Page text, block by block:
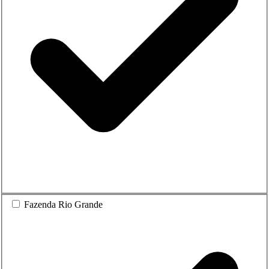
Fazenda Rio Grande